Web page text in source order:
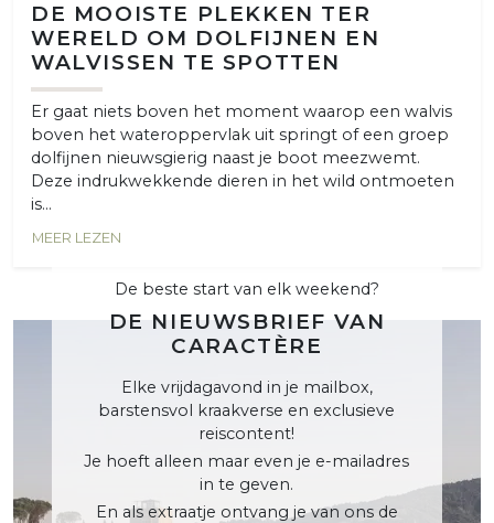
DE MOOISTE PLEKKEN TER
WERELD OM DOLFIJNEN EN
WALVISSEN TE SPOTTEN
Er gaat niets boven het moment waarop een walvis
boven het wateroppervlak uit springt of een groep
dolfijnen nieuwsgierig naast je boot meezwemt.
Deze indrukwekkende dieren in het wild ontmoeten
is...
MEER LEZEN
De beste start van elk weekend?
DE NIEUWSBRIEF VAN
CARACTÈRE
Elke vrijdagavond in je mailbox,
barstensvol kraakverse en exclusieve
reiscontent!
Je hoeft alleen maar even je e-mailadres
in te geven.
En als extraatje ontvang je van ons de